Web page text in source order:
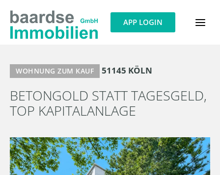
Inhalt
springen
APP LOGIN
WOHNUNG ZUM KAUF 51145 KÖLN
BETONGOLD STATT TAGESGELD,
TOP KAPITALANLAGE